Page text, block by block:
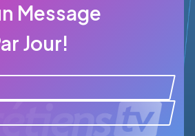
Message
Jour!